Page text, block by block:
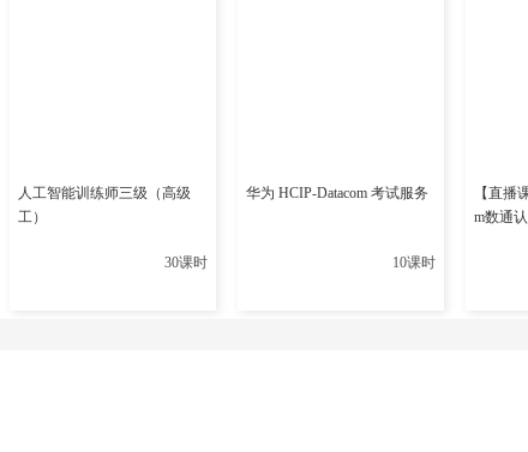
②C语言主要应用于底层的数据访问和管理，包括数据的存
③C++语言主要应用于上层的查询优化和执行，包括解析
人工智能训练师三级（高级
工）
30课时
华为 HCIP-Datacom 考试服务
10课时
【直播
m数通